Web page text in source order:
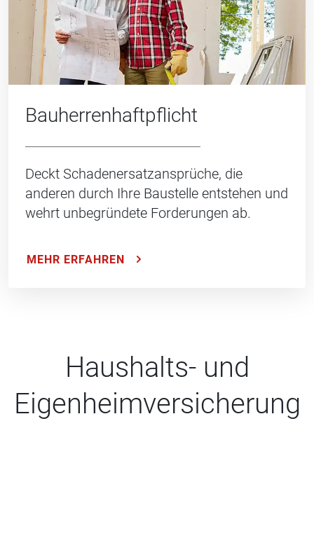
Bauherren­haftpflicht
Deckt Schadenersatzansprüche, die
anderen durch Ihre Baustelle entstehen und
wehrt unbegründete Forderungen ab.
MEHR ERFAHREN
Haushalts- und
Eigenheim­versicherung